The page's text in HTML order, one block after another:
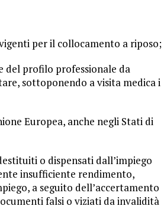
per il collocamento a riposo;
del profilo professionale da
sottoponendo a visita medica i
Europea, anche negli Stati di
o dispensati dall’impiego
insufficiente rendimento,
a seguito dell’accertamento
falsi o viziati da invalidità